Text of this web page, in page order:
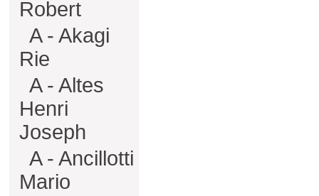
Robert
A - Akagi
Rie
A - Altes
Henri
Joseph
A - Ancillotti
Mario